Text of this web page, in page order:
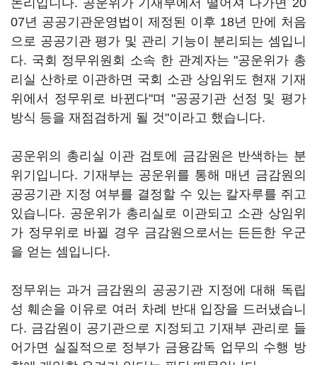
논리입니다. 공운위가 기재부에서 떨어져 나가면 20
07년 공공기관운영법이 제정된 이후 18년 만에 처음
으로 공공기관 평가 및 관리 기능이 분리되는 셈입니
다. 국회 정무위원회 소속 한 관계자는 "공운위가 총
리실 산하로 이관하면 국회 소관 상임위도 현재 기재
위에서 정무위로 바뀐다"며 "공공기관 선정 및 평가
방식 등을 재점검하게 될 것"이라고 했습니다.
공운위의 총리실 이관 검토에 금감원은 반색하는 분
위기입니다. 기재부는 공운위를 통해 매년 금감원의
공공기관 지정 여부를 결정할 수 있는 칼자루를 쥐고
있습니다. 공운위가 총리실로 이관되고 소관 상임위
가 정무위로 바뀔 경우 금감원으로서는 든든한 우군
을 얻는 셈입니다.
정무위는 과거 금감원의 공공기관 지정에 대해 독립
성 훼손을 이유로 여러 차례 반대 입장을 드러냈습니
다. 금감원이 공기관으로 지정되고 기재부 관리로 들
어가면 실질적으로 정부가 금융감독 업무의 수행 방